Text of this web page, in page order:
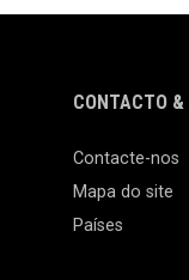
CONTACTO
Contacte-nos
Mapa do site
Países